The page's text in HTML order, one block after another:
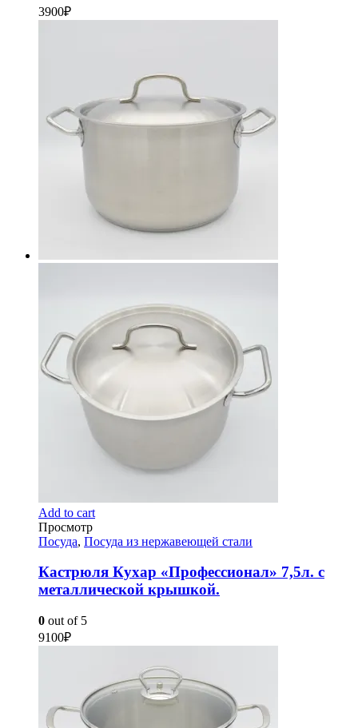
3900₽
Add to cart
Просмотр
Посуда, Посуда из нержавеющей стали
Кастрюля Кухар «Профессионал» 7,5л. с
металлической крышкой.
0 out of 5
9100₽